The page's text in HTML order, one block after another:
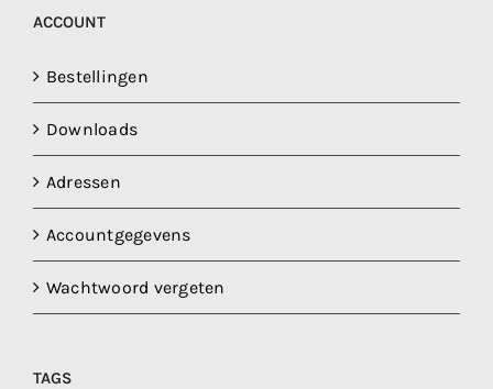
ACCOUNT
Bestellingen
Downloads
Adressen
Accountgegevens
Wachtwoord vergeten
TAGS